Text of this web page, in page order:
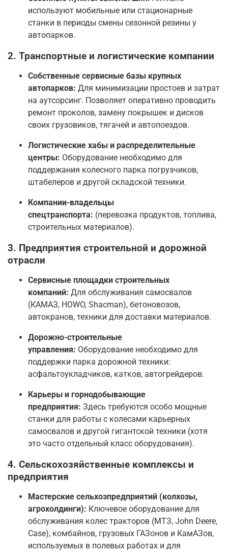
используют мобильные или стационарные
станки в периоды смены сезонной резины у
автопарков.
2. Транспортные и логистические компании
Собственные сервисные базы крупных
автопарков: Для минимизации простоев и затрат
на аутсорсинг. Позволяет оперативно проводить
ремонт проколов, замену покрышек и дисков
своих грузовиков, тягачей и автопоездов.
Логистические хабы и распределительные
центры: Оборудование необходимо для
поддержания колесного парка погрузчиков,
штабелеров и другой складской техники.
Компании-владельцы
спецтранспорта: (перевозка продуктов, топлива,
строительных материалов).
3. Предприятия строительной и дорожной
отрасли
Сервисные площадки строительных
компаний: Для обслуживания самосвалов
(КАМАЗ, HOWO, Shacman), бетоновозов,
автокранов, техники для доставки материалов.
Дорожно-строительные
управления: Оборудование необходимо для
поддержки парка дорожной техники:
асфальтоукладчиков, катков, автогрейдеров.
Карьеры и горнодобывающие
предприятия: Здесь требуются особо мощные
станки для работы с колесами карьерных
самосвалов и другой гигантской техники (хотя
это часто отдельный класс оборудования).
4. Сельскохозяйственные комплексы и
предприятия
Мастерские сельхозпредприятий (колхозы,
агрохолдинги): Ключевое оборудование для
обслуживания колес тракторов (МТЗ, John Deere,
Case), комбайнов, грузовых ГАЗонов и КамАЗов,
используемых в полевых работах и для